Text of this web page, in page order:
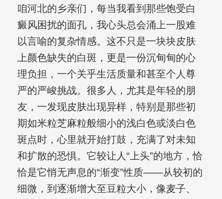
导，全方位帮助患者康复。
咱河北的乡亲们，每当我看到那些饱受白
癜风困扰的面孔，我心头总会涌上一股难
以言喻的复杂情感。这不只是一块块皮肤
上颜色缺失的白斑，更是一份沉甸甸的心
理负担，一个关乎生活质量和甚至个人尊
严的严峻挑战。很多人，尤其是年轻的朋
友，一发现皮肤出现异样，特别是那些初
期如米粒芝麻粒般细小的浅白色或淡白色
斑点时，心里就开始打鼓，充满了对未知
和扩散的恐惧。它较让人“上头”的地方，恰
恰是它悄无声息的“渐变”性质——从较初的
细微，到逐渐增大至豆粒大小，像麦子、